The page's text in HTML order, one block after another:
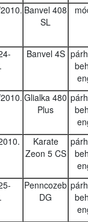
Banvel 408
SL
Banvel 4S
Glialka 480
Plus
Karate
Zeon 5 CS
Penncozeb
DG